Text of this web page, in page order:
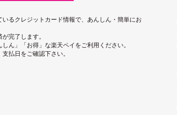
るクレジットカード情報で、あんしん・簡単にお
完了します。
ん」「お得」な楽天ペイをご利用ください。
払日をご確認下さい。